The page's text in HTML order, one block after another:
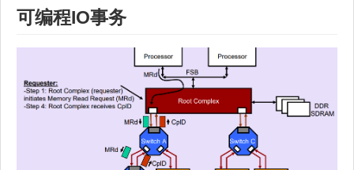
可编程IO事务